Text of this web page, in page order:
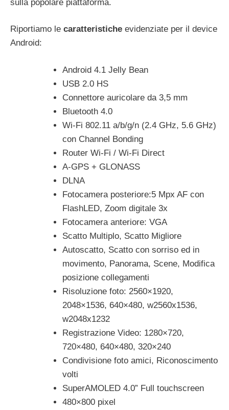
sulla popolare piattaforma.
Riportiamo le caratteristiche evidenziate per il device
Android:
Android 4.1 Jelly Bean
USB 2.0 HS
Connettore auricolare da 3,5 mm
Bluetooth 4.0
Wi-Fi 802.11 a/b/g/n (2.4 GHz, 5.6 GHz)
con Channel Bonding
Router Wi-Fi / Wi-Fi Direct
A-GPS + GLONASS
DLNA
Fotocamera posteriore:5 Mpx AF con
FlashLED, Zoom digitale 3x
Fotocamera anteriore: VGA
Scatto Multiplo, Scatto Migliore
Autoscatto, Scatto con sorriso ed in
movimento, Panorama, Scene, Modifica
posizione collegamenti
Risoluzione foto: 2560×1920,
2048×1536, 640×480, w2560x1536,
w2048x1232
Registrazione Video: 1280×720,
720×480, 640×480, 320×240
Condivisione foto amici, Riconoscimento
volti
SuperAMOLED 4.0” Full touchscreen
480×800 pixel